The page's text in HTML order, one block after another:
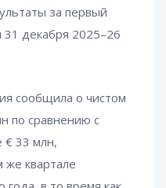
за первый
31 декабря 2025–26
сообщила о чистом
по сравнению с
€ 33 млн,
же квартале